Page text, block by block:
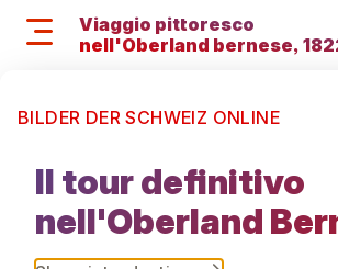
contenuto
Viaggio pittoresco
nell'Oberland bernese,
BILDER DER SCHWEIZ ONLINE
Il tour definitivo
nell'Oberland